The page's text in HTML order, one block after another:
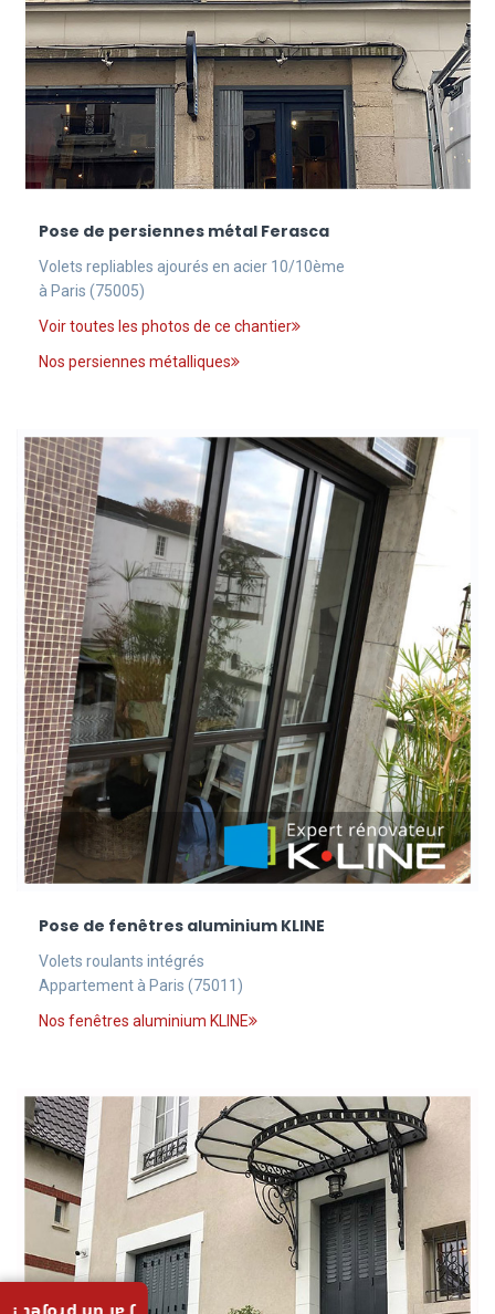
Pose de persiennes métal Ferasca
Volets repliables ajourés en acier 10/10ème
à Paris (75005)
Voir toutes les photos de ce chantier
Nos persiennes métalliques
Pose de fenêtres aluminium KLINE
Volets roulants intégrés
Appartement à Paris (75011)
Nos fenêtres aluminium KLINE